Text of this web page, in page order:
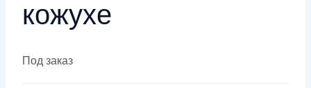
кожухе
Под заказ